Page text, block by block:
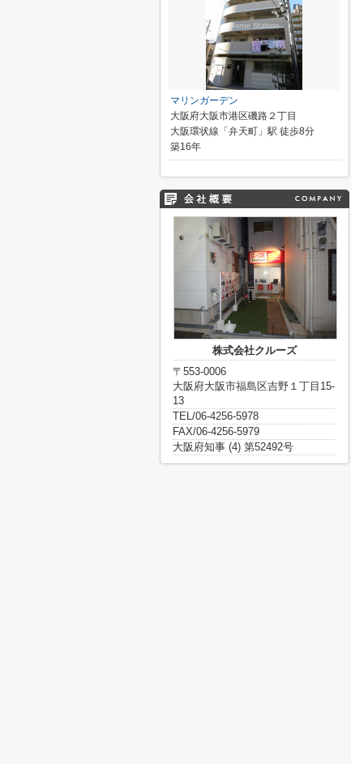
マリンガーデン
大阪府大阪市港区磯路２丁目
大阪環状線「弁天町」駅 徒歩8分
築16年
株式会社クルーズ
〒553-0006
大阪府大阪市福島区吉野１丁目15-
13
TEL/06-4256-5978
FAX/06-4256-5979
大阪府知事 (4) 第52492号